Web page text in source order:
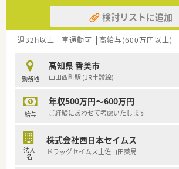
検討リストに追加
週32h以上 車通勤可 高給与(600万円以上)
勤務地
高知県 香美市
山田西町駅 (JR土讃線)
給与
年収500万円～600万円
ご経験にあわせて考慮いたします
法人
名
株式会社西日本セイムス
ドラッグセイムス土佐山田薬局